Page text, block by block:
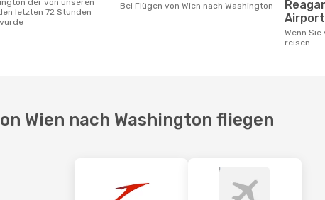
der von unseren
letzten 72 Stunden
Bei Flügen von Wien nach Washington
Airport
Wenn Sie von Wien nach Washington
reisen
Wien nach Washington fliegen